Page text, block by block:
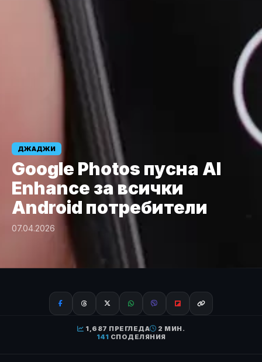
ДЖАДЖИ
Google Photos пусна AI
Enhance за всички
Android потребители
07.04.2026
1,687 ПРЕГЛЕДА
2 МИН.
141 СПОДЕЛЯНИЯ